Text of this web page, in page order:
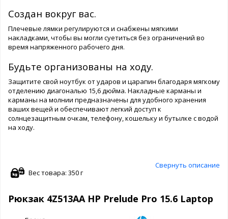
Создан вокруг вас.
Плечевые лямки регулируются и снабжены мягкими
накладками, чтобы вы могли суетиться без ограничений во
время напряженного рабочего дня.
Будьте организованы на ходу.
Защитите свой ноутбук от ударов и царапин благодаря мягкому
отделению диагональю 15,6 дюйма. Накладные карманы и
карманы на молнии предназначены для удобного хранения
ваших вещей и обеспечивают легкий доступ к
солнцезащитным очкам, телефону, кошельку и бутылке с водой
на ходу.
Свернуть описание
Вес товара: 350 г
Рюкзак 4Z513AA HP Prelude Pro 15.6 Laptop